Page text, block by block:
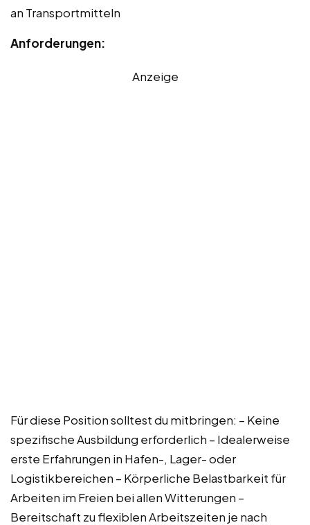
an Transportmitteln
Anforderungen:
Anzeige
Für diese Position solltest du mitbringen: – Keine
spezifische Ausbildung erforderlich – Idealerweise
erste Erfahrungen in Hafen-, Lager- oder
Logistikbereichen – Körperliche Belastbarkeit für
Arbeiten im Freien bei allen Witterungen –
Bereitschaft zu flexiblen Arbeitszeiten je nach